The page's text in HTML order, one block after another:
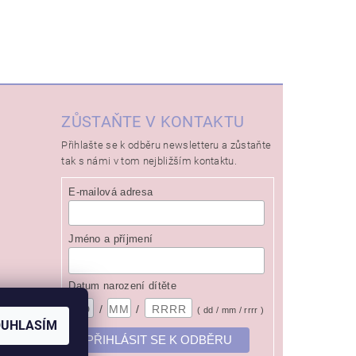
ZŮSTAŇTE V KONTAKTU
Přihlašte se k odběru newsletteru a zůstaňte
tak s námi v tom nejbližším kontaktu.
E-mailová adresa
Jméno a příjmení
Datum narození dítěte
/ / ( dd / mm / rrrr )